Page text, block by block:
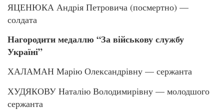
ЯЦЕНЮКА Андрія Петровича (посмертно) —
солдата
Нагородити медаллю “За військову службу
Україні”
ХАЛАМАН Марію Олександрівну — сержанта
ХУДЯКОВУ Наталію Володимирівну — молодшого
сержанта